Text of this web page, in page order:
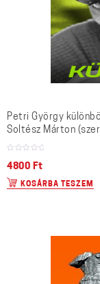
Petri György
Soltész Márton
4800 Ft
KOSÁRBA TESZEM